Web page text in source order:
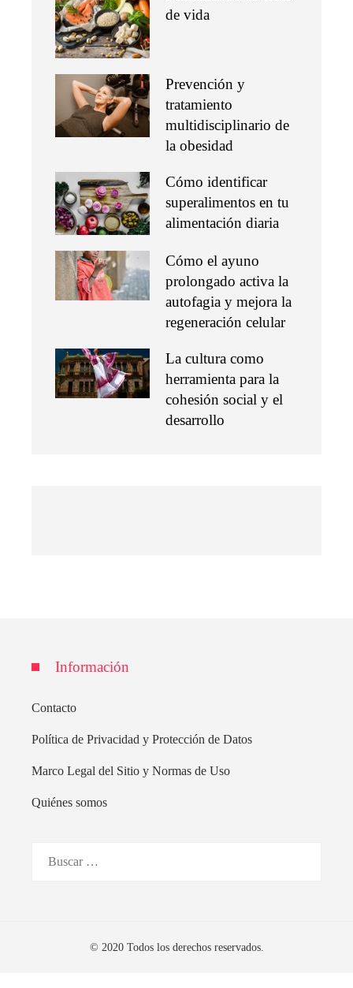
de vida
Prevención y
tratamiento
multidisciplinario de
la obesidad
Cómo identificar
superalimentos en tu
alimentación diaria
Cómo el ayuno
prolongado activa la
autofagia y mejora la
regeneración celular
La cultura como
herramienta para la
cohesión social y el
desarrollo
Información
Contacto
Política de Privacidad y Protección de Datos
Marco Legal del Sitio y Normas de Uso
Quiénes somos
© 2020 Todos los derechos reservados.